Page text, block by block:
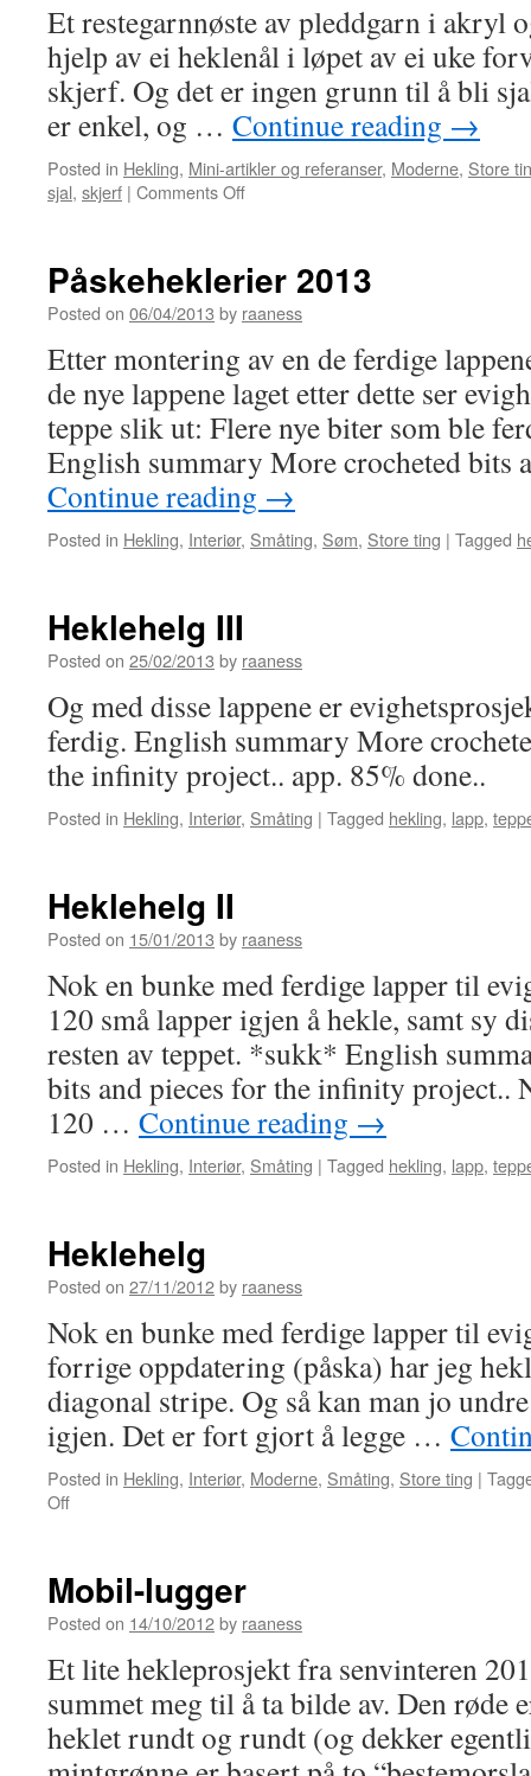
Et restegarnnøste av pleddgarn i akryl
hjelp av ei heklenål i løpet av ei uke
skjerf. Og det er ingen grunn til å bli
er enkel, og … Continue reading →
Posted in Hekling, Mini-artikler og referanser, Moderne, Store
sjal, skjerf | Comments Off
usi
Påskeheklerier 2013
Posted on 06/04/2013 by raaness
Etter montering av en de ferdige
de nye lappene laget etter dette ser
teppe slik ut: Flere nye biter som ble
English summary More crocheted bits
Continue reading →
Posted in Hekling, Interiør, Småting, Søm, Store ting | Tagged
Heklehelg III
Posted on 25/02/2013 by raaness
Og med disse lappene er
ferdig. English summary More
the infinity project.. app. 85% done..
Posted in Hekling, Interiør, Småting | Tagged hekling, lapp,
Heklehelg II
Posted on 15/01/2013 by raaness
Nok en bunke med ferdige lapper til
120 små lapper igjen å hekle, samt sy
resten av teppet. *sukk* English
bits and pieces for the infinity project..
120 … Continue reading →
Posted in Hekling, Interiør, Småting | Tagged hekling, lapp,
Heklehelg
Posted on 27/11/2012by raaness
Nok en bunke med ferdige lapper til
forrige oppdatering (påska) har jeg
diagonal stripe. Og så kan man jo
igjen. Det er fort gjort å legge …
Posted in Hekling, Interiør, Moderne, Småting, Store ting |
Off
Mobil-lugger
Posted on 14/10/2012by raaness
Et lite hekleprosjekt fra senvinteren
summet meg til å ta bilde av. Den røde
heklet rundt og rundt (og dekker